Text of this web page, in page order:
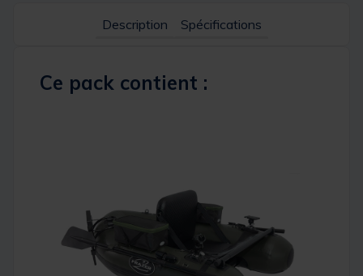
Description Spécifications
Ce pack contient :